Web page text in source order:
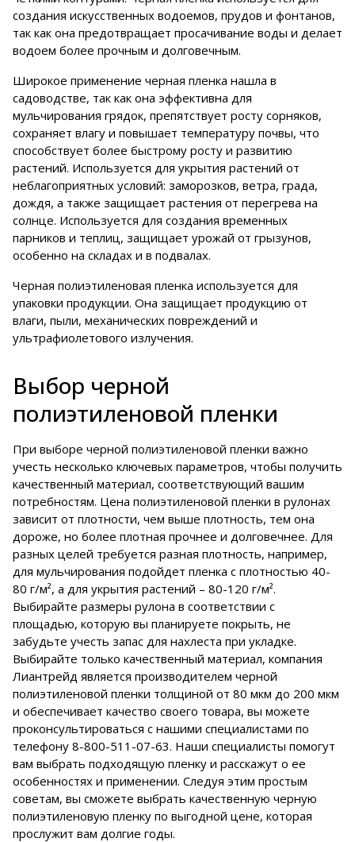
создания искусственных водоемов, прудов и фонтанов,
так как она предотвращает просачивание воды и делает
водоем более прочным и долговечным.
Широкое применение черная пленка нашла в
садоводстве, так как она эффективна для
мульчирования грядок, препятствует росту сорняков,
сохраняет влагу и повышает температуру почвы, что
способствует более быстрому росту и развитию
растений. Используется для укрытия растений от
неблагоприятных условий: заморозков, ветра, града,
дождя, а также защищает растения от перегрева на
солнце. Используется для создания временных
парников и теплиц, защищает урожай от грызунов,
особенно на складах и в подвалах.
Черная полиэтиленовая пленка используется для
упаковки продукции. Она защищает продукцию от
влаги, пыли, механических повреждений и
ультрафиолетового излучения.
Выбор черной
полиэтиленовой пленки
При выборе черной полиэтиленовой пленки важно
учесть несколько ключевых параметров, чтобы получить
качественный материал, соответствующий вашим
потребностям. Цена полиэтиленовой пленки в рулонах
зависит от плотности, чем выше плотность, тем она
дороже, но более плотная прочнее и долговечнее. Для
разных целей требуется разная плотность, например,
для мульчирования подойдет пленка с плотностью 40-
80 г/м², а для укрытия растений – 80-120 г/м².
Выбирайте размеры рулона в соответствии с
площадью, которую вы планируете покрыть, не
забудьте учесть запас для нахлеста при укладке.
Выбирайте только качественный материал, компания
Лиантрейд является производителем черной
полиэтиленовой пленки толщиной от 80 мкм до 200 мкм
и обеспечивает качество своего товара, вы можете
проконсультироваться с нашими специалистами по
телефону 8-800-511-07-63. Наши специалисты помогут
вам выбрать подходящую пленку и расскажут о ее
особенностях и применении. Следуя этим простым
советам, вы сможете выбрать качественную черную
полиэтиленовую пленку по выгодной цене, которая
прослужит вам долгие годы.